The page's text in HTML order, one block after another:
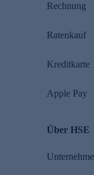
Rechnung
Ratenkauf
Kreditkarte
Apple Pay
Über HSE